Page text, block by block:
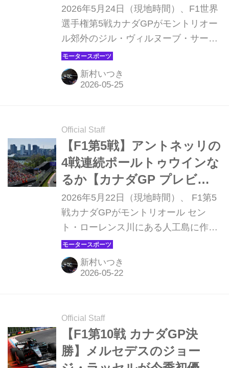
バーズ選手権は独走状態に
【カナダGP決勝】
2026年5月24日（現地時間）、F1世界
選手権第5戦カナダGPがモントリオー
ル郊外のジル・ヴィルヌーブ・サーキ
ットで開催され、メルセデスのキミ・
アントネッリが優勝。2位にフェラー
リのルイス・フェルスタッペン、3位
新村いつき
Official Staff
【F1第5戦】アントネッリの
4戦連続ポールトゥウインな
るか【カナダGP プレビュ
ー】
2026年5月22日（現地時間）、 F1第5
戦カナダGPがモントリオール セン
ト・ローレンス川にある人工島に作ら
れたジル・ヴィルヌーヴ・サーキット
で開幕する。パーマネントサーキット
とも市街地コースとも異なる半公道サ
ダGPは前戦マイアミGPに続いてスプ
リントフォーマットで行われる。
新村いつき
Official Staff
【F1第10戦 カナダGP決
勝】メルセデスのジョー